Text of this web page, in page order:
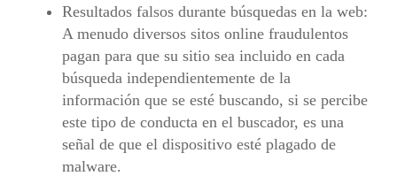
Resultados falsos durante búsquedas en la web:
A menudo diversos sitos online fraudulentos
pagan para que su sitio sea incluido en cada
búsqueda independientemente de la
información que se esté buscando, si se percibe
este tipo de conducta en el buscador, es una
señal de que el dispositivo esté plagado de
malware.